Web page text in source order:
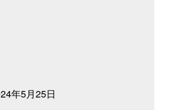
年5月25日